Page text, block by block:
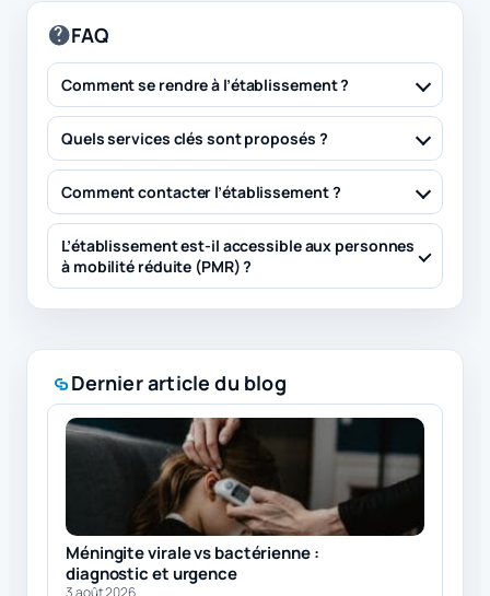
Dernier article du blog
Méningite virale vs bactérienne :
diagnostic et urgence
3 août 2026
FAQ
Comment se rendre à l’établissement ?
Quels services clés sont proposés ?
Comment contacter l’établissement ?
L’établissement est-il accessible aux personnes
à mobilité réduite (PMR) ?